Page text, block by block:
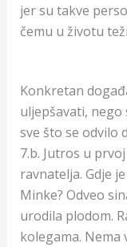
jer su takve
čemu u životu
Konkretan
uljepšavati,
sve što se odvilo
7.b. Jutros u
ravnatelja. Gdje
Minke? Odveo
urodila plodom.
kolegama. Nema